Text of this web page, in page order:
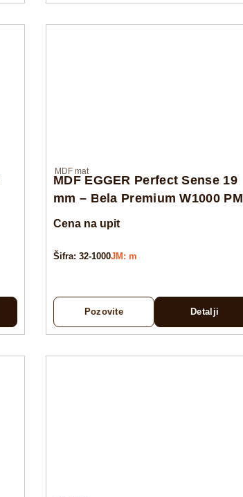
MDF mat
MDF EGGER Perfect Sense 19
mm – Bela Premium W1000 PM
Cena na upit
Šifra: 32-1000JM: m
Pozovite Detalji